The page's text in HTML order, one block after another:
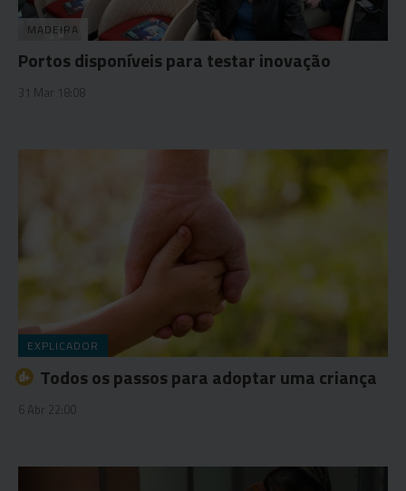
MADEIRA
Portos disponíveis para testar inovação
31 Mar 18:08
EXPLICADOR
Todos os passos para adoptar uma criança
6 Abr 22:00